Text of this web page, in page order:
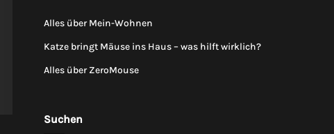
Alles über Mein-Wohnen
Katze bringt Mäuse ins Haus – was hilft wirklich?
Alles über ZeroMouse
Suchen